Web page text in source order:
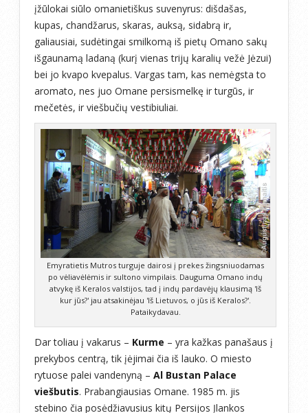
įžūlokai siūlo omanietiškus suvenyrus: dišdašas,
kupas, chandžarus, skaras, auksą, sidabrą ir,
galiausiai, sudėtingai smilkomą iš pietų Omano sakų
išgaunamą ladaną (kurį vienas trijų karalių vežė Jėzui)
bei jo kvapo kvepalus. Vargas tam, kas nemėgsta to
aromato, nes juo Omane persismelkę ir turgūs, ir
mečetės, ir viešbučių vestibiuliai.
Emyratietis Mutros turguje dairosi į prekes žingsniuodamas
po vėliavėlėmis ir sultono vimpilais. Dauguma Omano indų
atvykę iš Keralos valstijos, tad į indų pardavėjų klausimą 'Iš
kur jūs?' jau atsakinėjau 'Iš Lietuvos, o jūs iš Keralos?'.
Pataikydavau.
Dar toliau į vakarus – Kurme – yra kažkas panašaus į
prekybos centrą, tik įėjimai čia iš lauko. O miesto
rytuose palei vandenyną – Al Bustan Palace
viešbutis. Prabangiausias Omane. 1985 m. jis
stebino čia posėdžiavusius kitų Persijos Įlankos